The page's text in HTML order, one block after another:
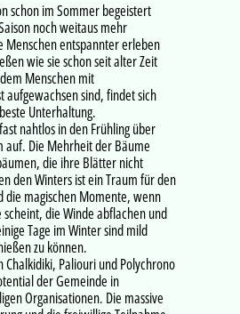
schon im Sommer begeistert
noch weitaus mehr
Menschen entspannter erleben
wie sie schon seit alter Zeit
Menschen mit
aufgewachsen sind, findet sich
Unterhaltung.
nahtlos in den Frühling über
auf. Die Mehrheit der Bäume
die ihre Blätter nicht
den Winters ist ein Traum für den
die magischen Momente, wenn
die Winde abflachen und
Tage im Winter sind mild
zu können.
Chalkidiki, Paliouri und Polychrono
der Gemeinde in
Organisationen. Die massive